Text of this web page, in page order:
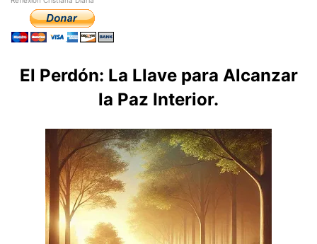
El Perdón: La Llave para Alcanzar
la Paz Interior.